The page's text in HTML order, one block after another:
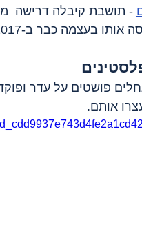
- תושבת קיבלה דרישה
פושטים על עדר
אותם.